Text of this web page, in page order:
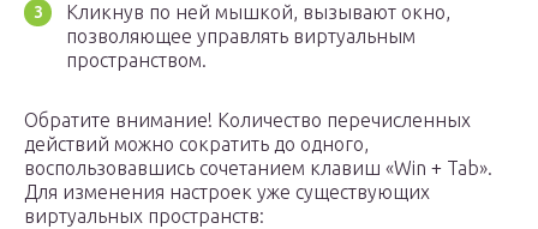
Кликнув по ней мышкой, вызывают окно,
позволяющее управлять виртуальным
пространством.
Обратите внимание! Количество перечисленных
действий можно сократить до одного,
воспользовавшись сочетанием клавиш «Win + Tab».
Для изменения настроек уже существующих
виртуальных пространств: